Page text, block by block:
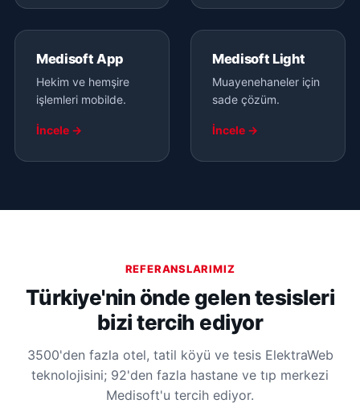
Medisoft App
Hekim ve hemşire
işlemleri mobilde.
İncele →
Medisoft Light
Muayenehaneler için
sade çözüm.
İncele →
REFERANSLARIMIZ
Türkiye'nin önde gelen tesisleri
bizi tercih ediyor
3500'den fazla otel, tatil köyü ve tesis ElektraWeb
teknolojisini; 92'den fazla hastane ve tıp merkezi
Medisoft'u tercih ediyor.